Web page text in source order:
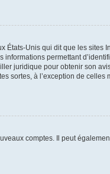
États-Unis qui dit que les sites
permettant
juridique pour obtenir son
sortes, à l’exception de
comptes. Il peut